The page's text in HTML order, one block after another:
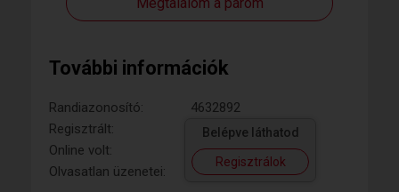
További információk
Randiazonosító:
4632892
Regisztrált:
Online volt:
Olvasatlan üzenetei:
Belépve láthatod
Regisztrálok